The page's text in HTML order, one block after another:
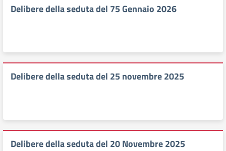
Delibere della seduta del 75 Gennaio 2026
Delibere della seduta del 25 novembre 2025
Delibere della seduta del 20 Novembre 2025